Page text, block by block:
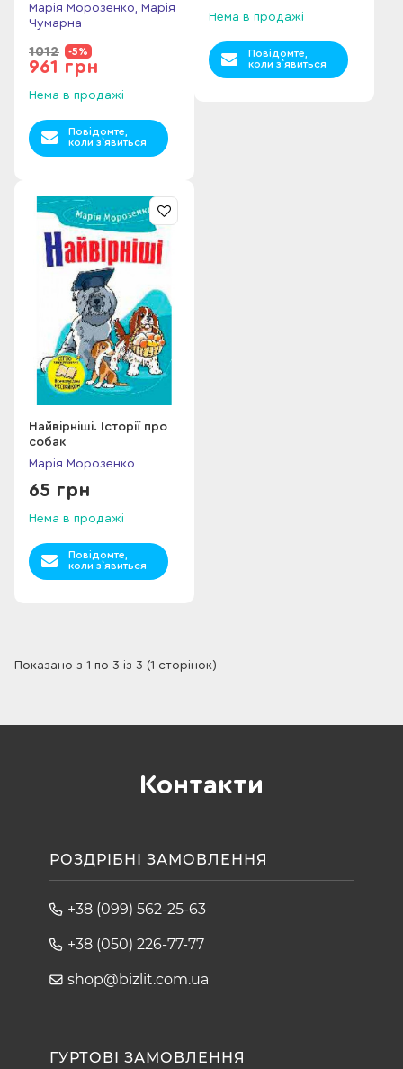
Марія Морозенко, Марія
Чумарна
1012 -5%
961 грн
Нема в продажі
Повідомте,
коли з`явиться
Нема в продажі
Повідомте,
коли з`явиться
Найвірніші. Історії про
собак
Марія Морозенко
65 грн
Нема в продажі
Повідомте,
коли з`явиться
Показано з 1 по 3 із 3 (1 сторінок)
Контакти
РОЗДРІБНІ ЗАМОВЛЕННЯ
+38 (099) 562-25-63
+38 (050) 226-77-77
shop@bizlit.com.ua
ГУРТОВІ ЗАМОВЛЕННЯ